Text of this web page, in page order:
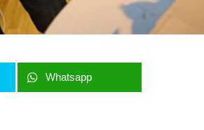
Whatsapp